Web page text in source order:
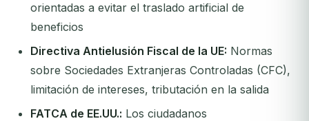
orientadas a evitar el traslado artificial de
beneficios
Directiva Antielusión Fiscal de la UE: Normas
sobre Sociedades Extranjeras Controladas (CFC),
limitación de intereses, tributación en la salida
FATCA de EE.UU.: Los ciudadanos